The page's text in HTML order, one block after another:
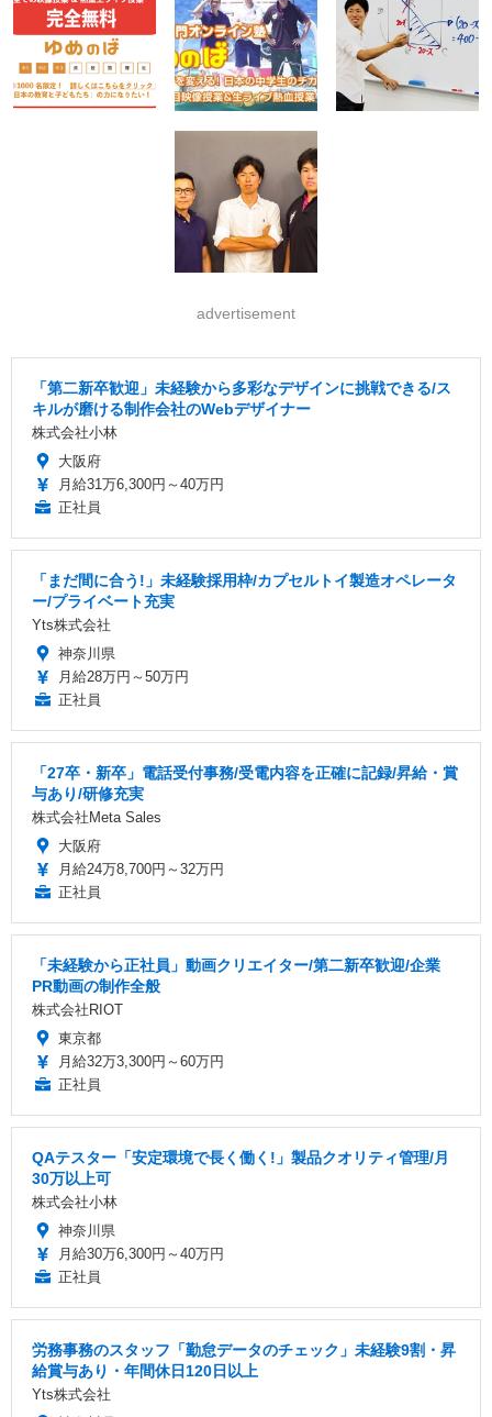
advertisement
「第二新卒歓迎」未経験から多彩なデザインに挑戦できる/ス
キルが磨ける制作会社のWebデザイナー
株式会社小林
大阪府
月給31万6,300円～40万円
正社員
「まだ間に合う!」未経験採用枠/カプセルトイ製造オペレータ
ー/プライベート充実
Yts株式会社
神奈川県
月給28万円～50万円
正社員
「27卒・新卒」電話受付事務/受電内容を正確に記録/昇給・賞
与あり/研修充実
株式会社Meta Sales
大阪府
月給24万8,700円～32万円
正社員
「未経験から正社員」動画クリエイター/第二新卒歓迎/企業
PR動画の制作全般
株式会社RIOT
東京都
月給32万3,300円～60万円
正社員
QAテスター「安定環境で長く働く!」製品クオリティ管理/月
30万以上可
株式会社小林
神奈川県
月給30万6,300円～40万円
正社員
労務事務のスタッフ「勤怠データのチェック」未経験9割・昇
給賞与あり・年間休日120日以上
Yts株式会社